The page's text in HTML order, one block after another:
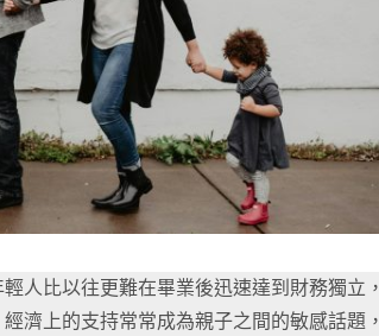
人比以往更難在畢業後迅速達到財務獨立，
濟上的支持常常成為親子之間的敏感話題，